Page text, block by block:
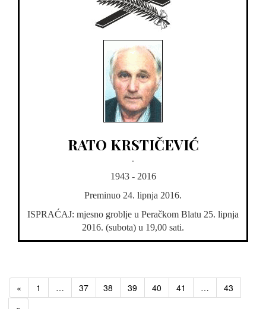
RATO KRSTIČEVIĆ
.
1943 - 2016
Preminuo 24. lipnja 2016.
ISPRAĆAJ: mjesno groblje u Peračkom Blatu 25. lipnja
2016. (subota) u 19,00 sati.
« 1 … 37 38 39 40 41 …
43